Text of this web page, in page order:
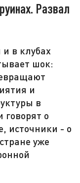
Развал
в клубах
шок:
и
в
о
источники - о
уже